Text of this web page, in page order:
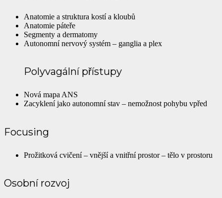
Anatomie a struktura kostí a kloubů
Anatomie páteře
Segmenty a dermatomy
Autonomní nervový systém – ganglia a plex
Polyvagální přístupy
Nová mapa ANS
Zacyklení jako autonomní stav – nemožnost pohybu vpřed
Focusing
Prožitková cvičení – vnější a vnitřní prostor – tělo v prostoru
Osobní rozvoj